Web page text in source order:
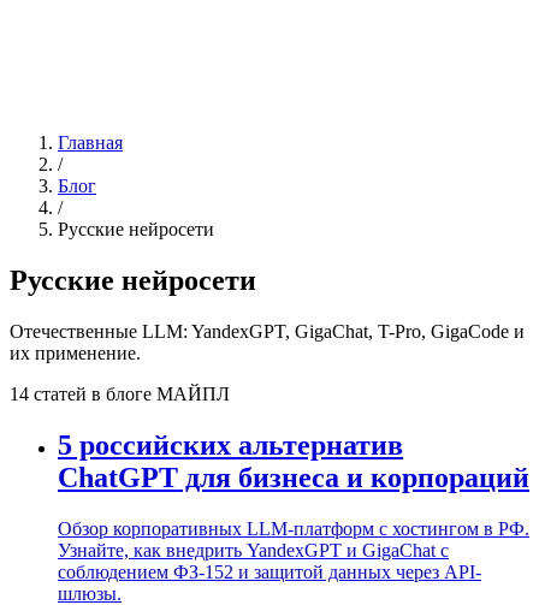
Главная
/
Блог
/
Русские нейросети
Русские нейросети
Отечественные LLM: YandexGPT, GigaChat, T-Pro, GigaCode и
их применение.
14 статей в блоге МАЙПЛ
5 российских альтернатив
ChatGPT для бизнеса и корпораций
Обзор корпоративных LLM-платформ с хостингом в РФ.
Узнайте, как внедрить YandexGPT и GigaChat с
соблюдением ФЗ-152 и защитой данных через API-
шлюзы.